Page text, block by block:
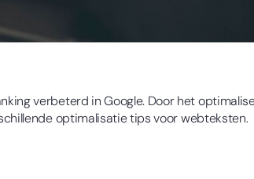
verbeterd in Google. Door het
optimalisatie tips voor webteksten.